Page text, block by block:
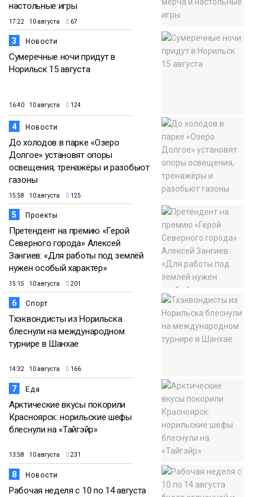
настольные игры
17:22 10 августа 67
3 Новости
Сумеречные ночи придут в
Норильск 15 августа
16:40 10 августа 124
4 Новости
До холодов в парке «Озеро
Долгое» установят опоры
освещения, тренажёры и разобьют
газоны
15:58 10 августа 125
5 Проекты
Претендент на премию «Герой
Северного города» Алексей
Зангиев: «Для работы под землёй
нужен особый характер»
15:15 10 августа 201
6 Спорт
Тхэквондисты из Норильска
блеснули на международном
турнире в Шанхае
14:32 10 августа 166
7 Еда
Арктические вкусы покорили
Красноярск: норильские шефы
блеснули на «Тайгэйр»
13:58 10 августа 231
8 Новости
Рабочая неделя с 10 по 14 августа